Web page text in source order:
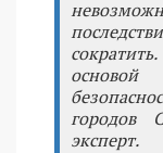
городов
эксперт.